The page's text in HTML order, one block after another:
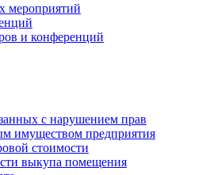
мероприятий
и конференций
с нарушением прав
имуществом предприятия
стоимости
выкупа помещения